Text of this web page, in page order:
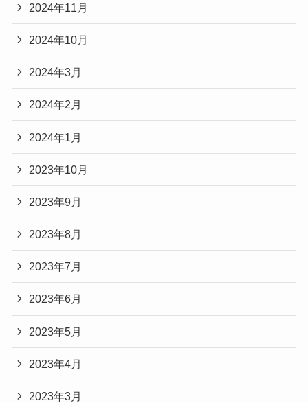
2024年11月
2024年10月
2024年3月
2024年2月
2024年1月
2023年10月
2023年9月
2023年8月
2023年7月
2023年6月
2023年5月
2023年4月
2023年3月